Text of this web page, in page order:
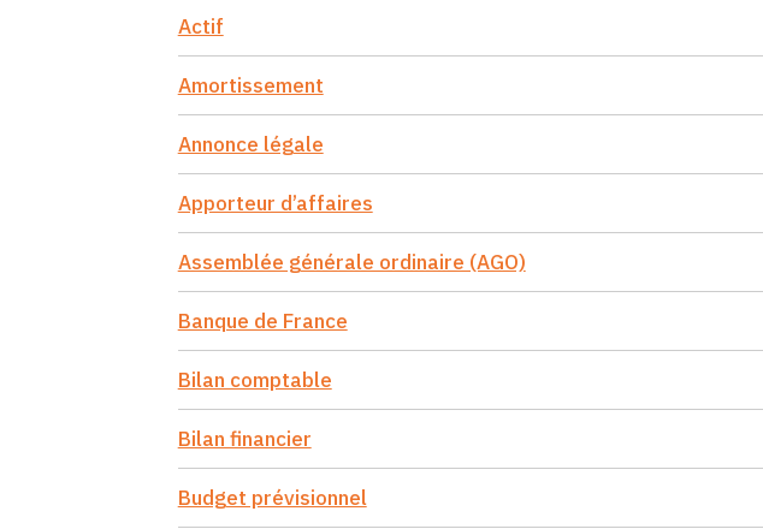
Actif
Amortissement
Annonce légale
Apporteur d’affaires
Assemblée générale ordinaire (AGO)
Banque de France
Bilan comptable
Bilan financier
Budget prévisionnel